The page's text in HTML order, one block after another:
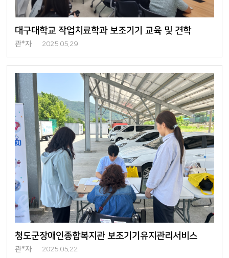
대구대학교 작업치료학과 보조기기 교육 및 견학
관*자 2025.05.29
청도군장애인종합복지관 보조기기유지관리서비스
관*자 2025.05.22